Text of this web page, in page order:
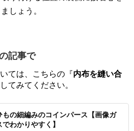
しょう。
記事で
ては、こちらの『内布を縫い合
てみてください。
もの細編みのコインパース【画像ガ
わかりやすく】